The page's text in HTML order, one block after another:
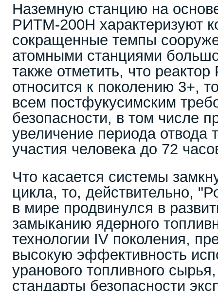
Наземную станцию на
РИТМ-200Н характеризуют
сокращенные темпы
атомными станциями
также отметить, что
относится к поколению 3+,
всем постфукусимским
безопасности, в том числе
увеличение периода отвода
участия человека до 72
Что касается системы
цикла, то, действительно,
в мире продвинулся в
замыканию ядерного
технологии IV поколения,
высокую эффективность
уранового топливного
стандарты безопасности